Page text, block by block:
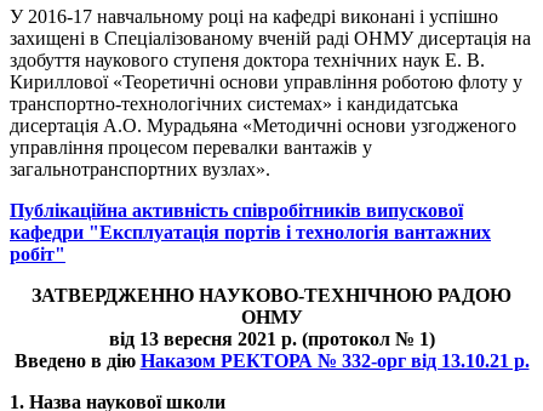
У 2016-17 навчальному році на кафедрі виконані і успішно
захищені в Спеціалізованому вченій раді ОНМУ дисертація на
здобуття наукового ступеня доктора технічних наук Е. В.
Кириллової «Теоретичні основи управління роботою флоту у
транспортно-технологічних системах» і кандидатська
дисертація А.О. Мурадьяна «Методичні основи узгодженого
управління процесом перевалки вантажів у
загальнотранспортних вузлах».
Публікаційна активність співробітників випускової
кафедри "Експлуатація портів і технологія вантажних
робіт"
ЗАТВЕРДЖЕННО НАУКОВО-ТЕХНІЧНОЮ РАДОЮ
ОНМУ
від 13 вересня 2021 р. (протокол № 1)
Введено в дію Наказом РЕКТОРА № 332-орг від 13.10.21 р.
1. Назва наукової школи